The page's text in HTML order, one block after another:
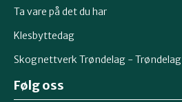
Ta vare på det du har
Klesbyttedag
Skognettverk Trøndelag - Trøndelag
Følg oss